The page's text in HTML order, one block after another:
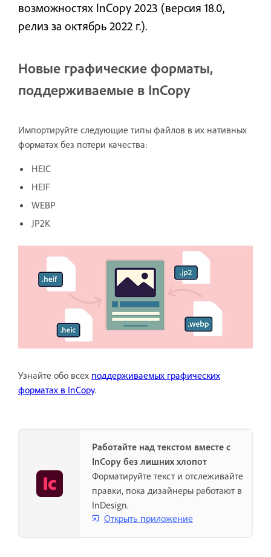
возможностях InCopy 2023 (версия 18.0,
релиз за октябрь 2022 г.).
Новые графические форматы,
поддерживаемые в InCopy
Импортируйте следующие типы файлов в их нативных
форматах без потери качества:
HEIC
HEIF
WEBP
JP2K
Узнайте обо всех поддерживаемых графических
форматах в InCopy.
Работайте над текстом вместе с
InCopy без лишних хлопот
Форматируйте текст и отслеживайте
правки, пока дизайнеры работают в
InDesign.
Открыть приложение